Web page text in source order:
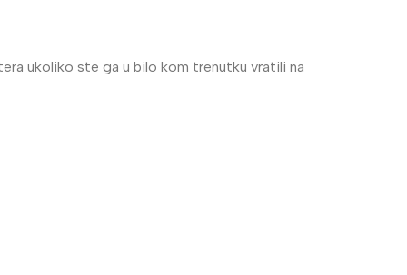
ukoliko ste ga u bilo kom trenutku vratili na